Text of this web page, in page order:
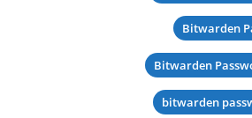
Bitwarden
Bitwarden
bitwarden